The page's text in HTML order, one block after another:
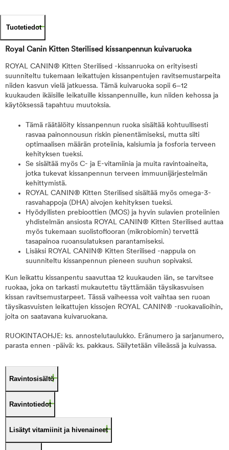
Tuotetiedot
Royal Canin Kitten Sterilised kissanpennun kuivaruoka
ROYAL CANIN® Kitten Sterilised -kissanruoka on erityisesti
suunniteltu tukemaan leikattujen kissanpentujen ravitsemustarpeita
niiden kasvun vielä jatkuessa. Tämä kuivaruoka sopii 6–12
kuukauden ikäisille leikatuille kissanpennuille, kun niiden kehossa ja
käytöksessä tapahtuu muutoksia.
Tämä räätälöity kissanpennun ruoka sisältää kohtuullisesti
rasvaa painonnousun riskin pienentämiseksi, mutta silti
optimaalisen määrän proteiinia, kalsiumia ja fosforia terveen
kehityksen tueksi.
Se sisältää myös C- ja E-vitamiinia ja muita ravintoaineita,
jotka tukevat kissanpennun terveen immuunijärjestelmän
kehittymistä.
ROYAL CANIN® Kitten Sterilised sisältää myös omega-3-
rasvahappoja (DHA) aivojen kehityksen tueksi.
Hyödyllisten prebioottien (MOS) ja hyvin sulavien proteiinien
yhdistelmän ansiosta ROYAL CANIN® Kitten Sterilised auttaa
myös tukemaan suolistoflooran (mikrobiomin) tervettä
tasapainoa ruoansulatuksen parantamiseksi.
Lisäksi ROYAL CANIN® Kitten Sterilised -nappula on
suunniteltu kissanpennun pieneen suuhun sopivaksi.
Kun leikattu kissanpentu saavuttaa 12 kuukauden iän, se tarvitsee
ruokaa, joka on tarkasti mukautettu täyttämään täysikasvuisen
kissan ravitsemustarpeet. Tässä vaiheessa voit vaihtaa sen ruoan
täysikasvuisten leikattujen kissojen ROYAL CANIN® -ruokavalioihin,
joita on saatavana kuivaruokana.
RUOKINTAOHJE: ks. annostelutaulukko. Eränumero ja sarjanumero,
parasta ennen -päivä: ks. pakkaus. Säilytetään viileässä ja kuivassa.
Ravintosisältö
Ravintotiedot
Lisätyt vitamiinit ja hivenaineet